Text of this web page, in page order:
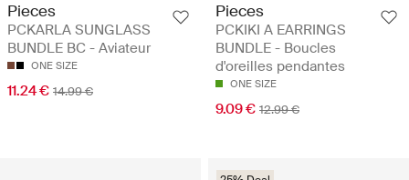
Pieces
PCKARLA SUNGLASS
BUNDLE BC - Aviateur
ONE SIZE
11.24 € 14.99 €
Pieces
PCKIKI A EARRINGS
BUNDLE - Boucles
d'oreilles pendantes
ONE SIZE
9.09 € 12.99 €